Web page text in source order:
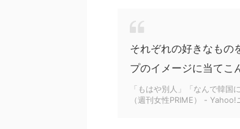
それぞれの好きなもの
プのイメージに当てこ
「もはや別人」「なんで韓
（週刊女性PRIME） - Yahoo!